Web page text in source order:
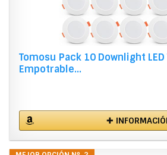
Tomosu Pack 10 Downlight LED
Empotrable...
✚